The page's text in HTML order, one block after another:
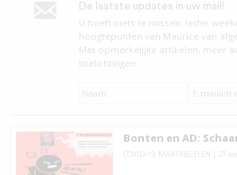
De laatste updates in uw mail!
U hoeft niets te missen. leder
hoogtepunten van Maurice van
Met opmerkelijke artikelen, meer
toelichtingen.
Naam
E-
Bonten en AD:
COVID-19, MAATREGELEN 27